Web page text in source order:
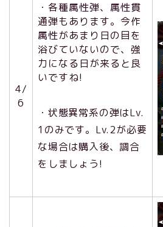
4/
6
・各種属性弾、属性貫
通弾もあります。今作
属性があまり日の目を
浴びていないので、強
力になる日が来ると良
いですね!
・状態異常系の弾はLv.
1のみです。Lv.2が必要
な場合は購入後、調合
をしましょう!